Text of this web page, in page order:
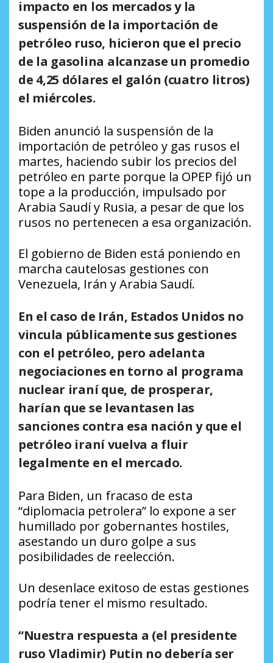
impacto en los mercados y la
suspensión de la importación de
petróleo ruso, hicieron que el precio
de la gasolina alcanzase un promedio
de 4,25 dólares el galón (cuatro litros)
el miércoles.
Biden anunció la suspensión de la
importación de petróleo y gas rusos el
martes, haciendo subir los precios del
petróleo en parte porque la OPEP fijó un
tope a la producción, impulsado por
Arabia Saudí y Rusia, a pesar de que los
rusos no pertenecen a esa organización.
El gobierno de Biden está poniendo en
marcha cautelosas gestiones con
Venezuela, Irán y Arabia Saudí.
En el caso de Irán, Estados Unidos no
vincula públicamente sus gestiones
con el petróleo, pero adelanta
negociaciones en torno al programa
nuclear iraní que, de prosperar,
harían que se levantasen las
sanciones contra esa nación y que el
petróleo iraní vuelva a fluir
legalmente en el mercado.
Para Biden, un fracaso de esta
“diplomacia petrolera” lo expone a ser
humillado por gobernantes hostiles,
asestando un duro golpe a sus
posibilidades de reelección.
Un desenlace exitoso de estas gestiones
podría tener el mismo resultado.
“Nuestra respuesta a (el presidente
ruso Vladimir) Putin no debería ser